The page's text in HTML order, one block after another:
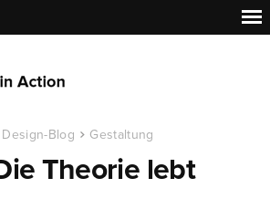
Design-Blog Gestaltung
Theorie lebt